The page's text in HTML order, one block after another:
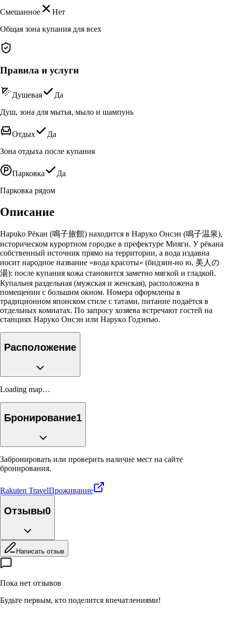
Смешанное
Нет
Общая зона купания для всех
Правила и услуги
Душевая
Да
Душ, зона для мытья, мыло и шампунь
Отдых
Да
Зона отдыха после купания
Парковка
Да
Парковка рядом
Описание
Нарuko Рёкан (鳴子旅館) находится в Нарукo Онсэн (鳴子温泉),
историческом курортном городке в префектуре Мияги. У рёкана
собственный источник прямо на территории, а вода издавна
носит народное название «вода красоты» (бидзин-но ю, 美人の
湯): после купания кожа становится заметно мягкой и гладкой.
Купальня раздельная (мужская и женская), расположена в
помещении с большим окном. Номера оформлены в
традиционном японском стиле с татами, питание подаётся в
отдельных комнатах. По запросу хозяева встречают гостей на
станциях Нарукo Онсэн или Нарукo Годэнъю.
Расположение
Loading map…
Бронирование1
Забронировать или проверить наличие мест на сайте
бронирования.
Rakuten TravelПроживание
Отзывы0
Написать отзыв
Пока нет отзывов
Будьте первым, кто поделится впечатлениями!